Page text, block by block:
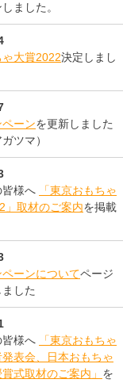
ました。
ゃ大賞2022決定しまし
ーンを更新しました
ツマ）
様へ
「東京おもちゃ
」取材のご案内を掲載
ーンについてページ
した
様へ
「東京おもちゃ
表会、日本おもちゃ
式取材のご案内」 を